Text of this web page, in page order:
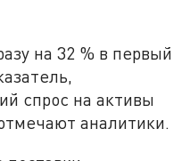
на 32 % в первый
спрос на активы
аналитики.